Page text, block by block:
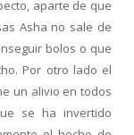
aparte de que
Asha no sale de
bolos o que
Por otro lado el
un alivio en todos
se ha invertido